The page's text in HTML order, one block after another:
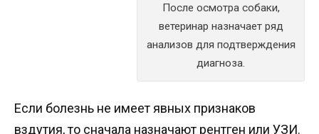
После осмотра собаки,
ветеринар назначает ряд
анализов для подтверждения
диагноза.
Если болезнь не имеет явных признаков
вздутия, то сначала назначают рентген или УЗИ.